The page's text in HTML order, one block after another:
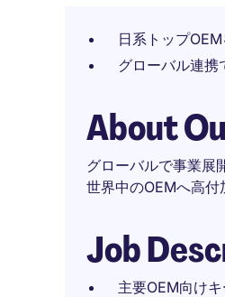
日系トップ
グローバル連携
About
グローバルで事業展
世界中のOEMへ高付
Job
主要OEM向け